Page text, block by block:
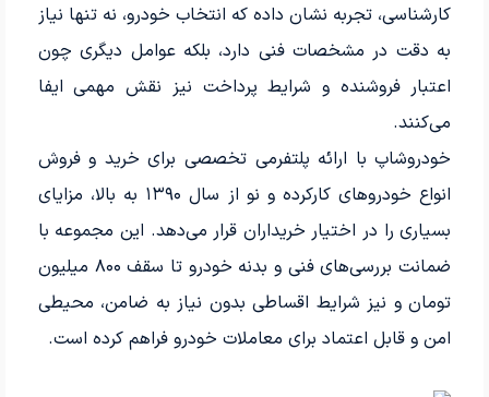
کارشناسی، تجربه نشان داده که انتخاب خودرو، نه تنها نیاز
به دقت در مشخصات فنی دارد، بلکه عوامل دیگری چون
اعتبار فروشنده و شرایط پرداخت نیز نقش مهمی ایفا
می‌کنند.
خودروشاپ با ارائه پلتفرمی تخصصی برای خرید و فروش
انواع خودروهای کارکرده و نو از سال ۱۳۹۰ به بالا، مزایای
بسیاری را در اختیار خریداران قرار می‌دهد. این مجموعه با
ضمانت بررسی‌های فنی و بدنه خودرو تا سقف ۸۰۰ میلیون
تومان و نیز شرایط اقساطی بدون نیاز به ضامن، محیطی
امن و قابل اعتماد برای معاملات خودرو فراهم کرده است.